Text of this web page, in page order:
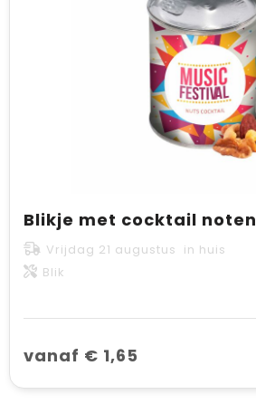
Blikje met cocktail noten
Vrijdag 21 augustus in huis
Blik
vanaf € 1,65